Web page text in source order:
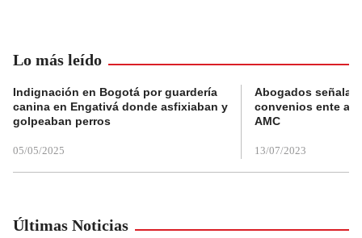
Lo más leído
Indignación en Bogotá por guardería
canina en Engativá donde asfixiaban y
golpeaban perros
05/05/2025
Abogados
convenios ente
AMC
13/07/2023
Últimas Noticias